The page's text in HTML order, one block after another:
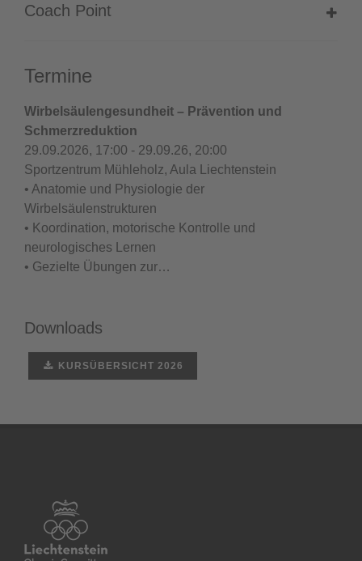
Coach Point
Termine
Wirbelsäulengesundheit – Prävention und
Schmerzreduktion
29.09.2026, 17:00 - 29.09.26, 20:00
Sportzentrum Mühleholz, Aula Liechtenstein
• Anatomie und Physiologie der
Wirbelsäulenstrukturen
• Koordination, motorische Kontrolle und
neurologisches Lernen
• Gezielte Übungen zur…
Downloads
KURSÜBERSICHT 2026